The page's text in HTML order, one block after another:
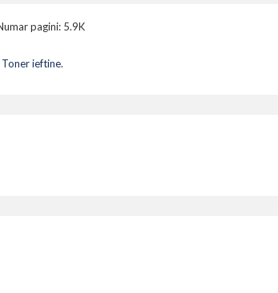
pagini: 5.9K
Toner ieftine.